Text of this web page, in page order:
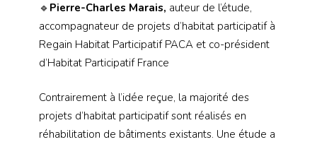
🔹 Pierre-Charles Marais, auteur de l’étude,
accompagnateur de projets d’habitat participatif à
Regain Habitat Participatif PACA et co-président
d’Habitat Participatif France
Contrairement à l’idée reçue, la majorité des
projets d’habitat participatif sont réalisés en
réhabilitation de bâtiments existants. Une étude a